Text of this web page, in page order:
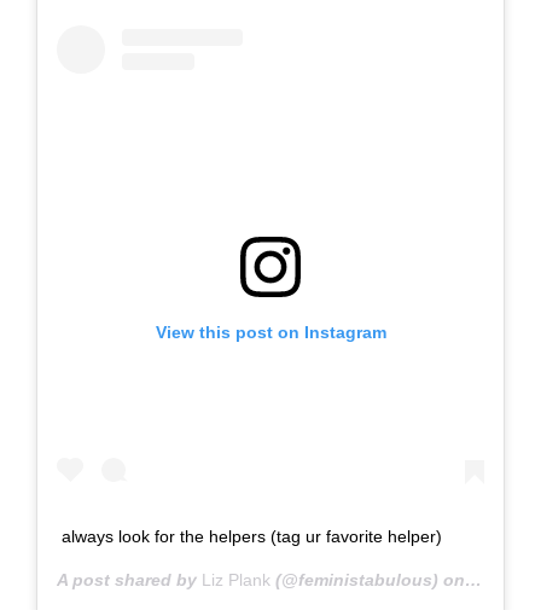
View this post on Instagram
always look for the helpers (tag ur favorite helper)
A post shared by Liz Plank (@feministabulous) on Oct 1,